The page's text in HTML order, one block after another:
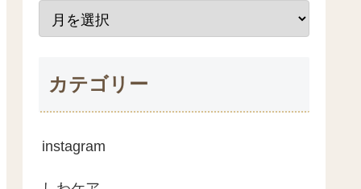
カテゴリー
instagram